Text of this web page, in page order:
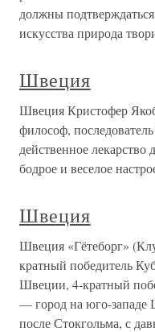
должны
искусства природа
Швеция
Швеция Кристофер
философ,
действенное лекарство
бодрое и веселое
Швеция
Швеция «Гётеборг»
кратный победитель
Швеции, 4-кратный
— город на юго-западе
после Стокгольма, с